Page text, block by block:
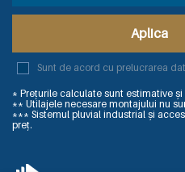
Aplica
* Prețurile calculate sunt estimative și
** Utilajele necesare montajului nu
*** Sistemul pluvial industrial și
preț.
Sunt de acord cu prelucrarea